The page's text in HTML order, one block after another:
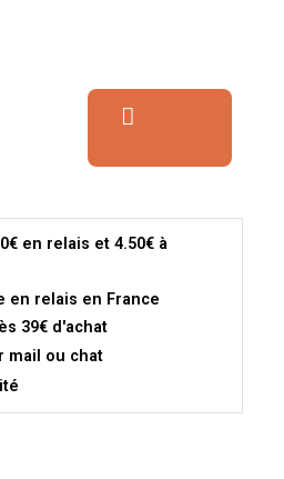
en relais et 4.50€ à
en relais en France
39€ d'achat
mail ou chat